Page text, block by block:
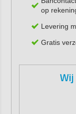
op
Levering
Gratis
Wij